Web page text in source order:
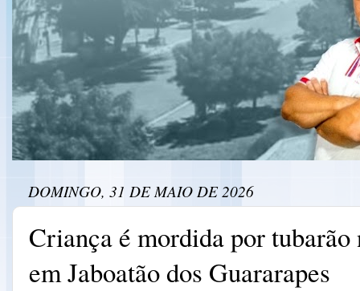
DOMINGO, 31 DE MAIO DE 2026
Criança é mordida por tubarão
em Jaboatão dos Guararapes